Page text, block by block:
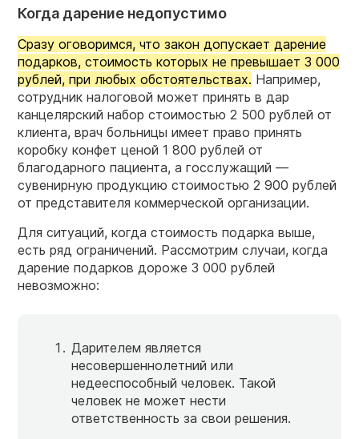
Когда дарение недопустимо
Сразу оговоримся, что закон допускает дарение
подарков, стоимость которых не превышает 3 000
рублей, при любых обстоятельствах. Например,
сотрудник налоговой может принять в дар
канцелярский набор стоимостью 2 500 рублей от
клиента, врач больницы имеет право принять
коробку конфет ценой 1 800 рублей от
благодарного пациента, а госслужащий —
сувенирную продукцию стоимостью 2 900 рублей
от представителя коммерческой организации.
Для ситуаций, когда стоимость подарка выше,
есть ряд ограничений. Рассмотрим случаи, когда
дарение подарков дороже 3 000 рублей
невозможно:
Дарителем является
несовершеннолетний или
недееспособный человек. Такой
человек не может нести
ответственность за свои решения.